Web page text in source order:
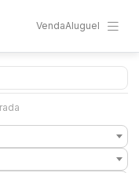
VendaAluguel